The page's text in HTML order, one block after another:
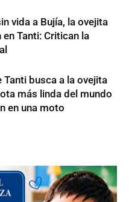
vida a Bujía, la ovejita
Tanti: Critican la
Tanti busca a la ovejita
más linda del mundo
en una moto